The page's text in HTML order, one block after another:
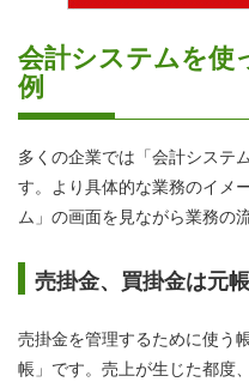
会計システムを使
例
多くの企業では「会計システ
す。より具体的な業務のイメ
ム」の画面を見ながら業務の
売掛金、買掛金は元
売掛金を管理するために使う
帳」です。売上が生じた都度